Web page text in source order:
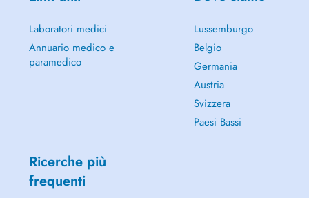
Laboratori medici
Annuario medico e
paramedico
Lussemburgo
Belgio
Germania
Austria
Svizzera
Paesi Bassi
Ricerche più
frequenti